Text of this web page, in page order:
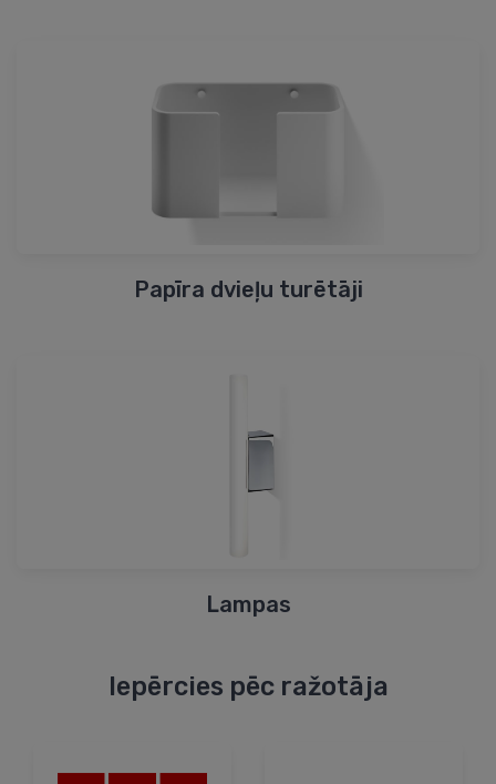
Papīra dvieļu turētāji
Lampas
Iepērcies pēc ražotāja